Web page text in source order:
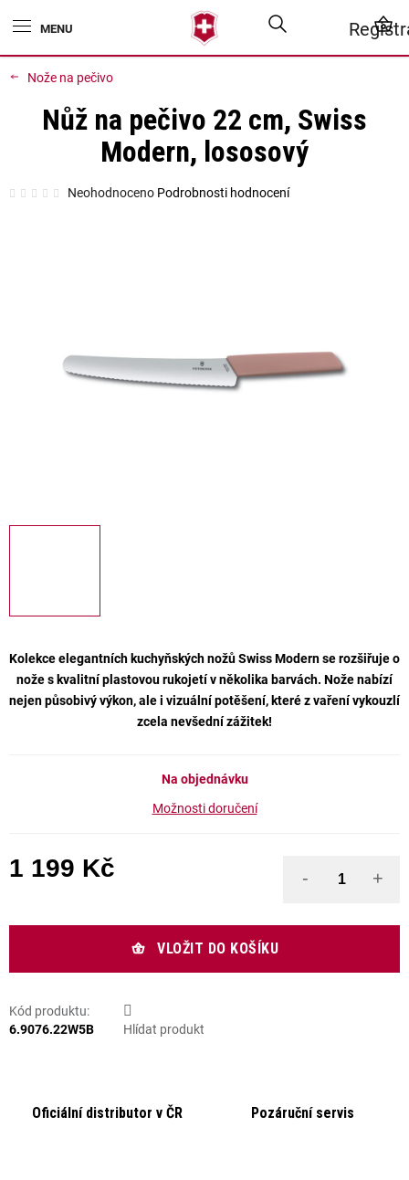
na
Nože na pečivo
Kolekce elegantních kuchyňských nožů Swiss Modern se rozšiřuje o
nože s kvalitní plastovou rukojetí v několika barvách. Nože nabízí
nejen působivý výkon, ale i vizuální potěšení, které z vaření vykouzlí
zcela nevšední zážitek!
Na objednávku
Možnosti doručení
1 199 Kč
VLOŽIT DO KOŠÍKU
Kód produktu:
6.9076.22W5B
Hlídat produkt
Nůž na pečivo 22 cm, Swiss
Modern, lososový
Průměrné
hodnocení
Neohodnoceno Podrobnosti hodnocení
Oficiální distributor v ČR Pozáruční servis